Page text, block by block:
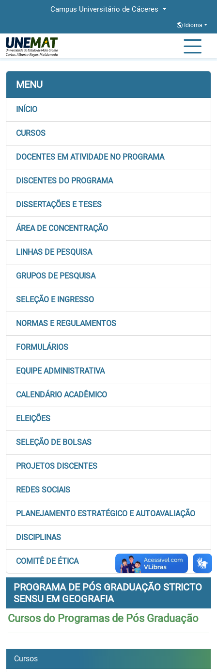
Campus Universitário de Cáceres
Idioma
Página Inicial
MENU
INÍCIO
CURSOS
DOCENTES EM ATIVIDADE NO PROGRAMA
DISCENTES DO PROGRAMA
DISSERTAÇÕES E TESES
ÁREA DE CONCENTRAÇÃO
LINHAS DE PESQUISA
GRUPOS DE PESQUISA
SELEÇÃO E INGRESSO
NORMAS E REGULAMENTOS
FORMULÁRIOS
EQUIPE ADMINISTRATIVA
CALENDÁRIO ACADÊMICO
ELEIÇÕES
SELEÇÃO DE BOLSAS
PROJETOS DISCENTES
REDES SOCIAIS
PLANEJAMENTO ESTRATÉGICO E AUTOAVALIAÇÃO
DISCIPLINAS
COMITÊ DE ÉTICA
PROGRAMA DE PÓS GRADUAÇÃO STRICTO
SENSU EM GEOGRAFIA
Cursos do Programas de Pós Graduação
Cursos